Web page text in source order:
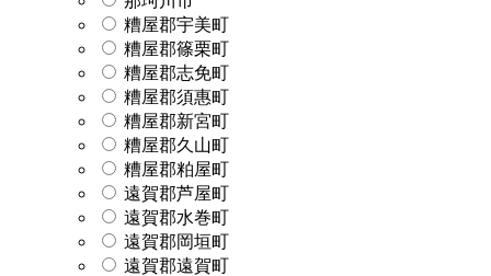
糟屋郡宇美町
糟屋郡篠栗町
糟屋郡志免町
糟屋郡須惠町
糟屋郡新宮町
糟屋郡久山町
糟屋郡粕屋町
遠賀郡芦屋町
遠賀郡水巻町
遠賀郡岡垣町
遠賀郡遠賀町